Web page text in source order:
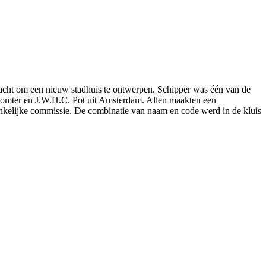
om een nieuw stadhuis te ontwerpen. Schipper was één van de
en J.W.H.C. Pot uit Amsterdam. Allen maakten een
commissie. De combinatie van naam en code werd in de kluis